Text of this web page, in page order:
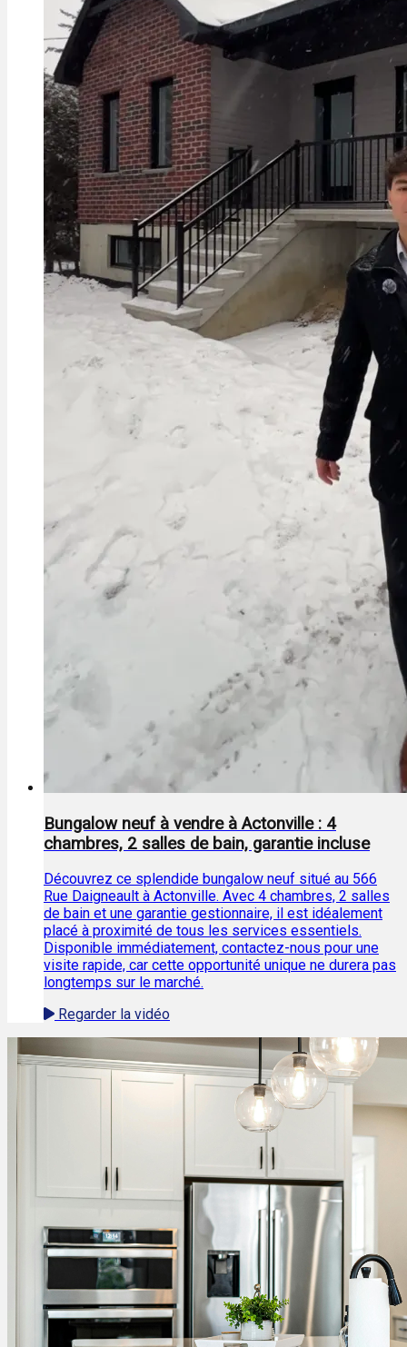
Bungalow neuf à vendre à Actonville : 4
chambres, 2 salles de bain, garantie incluse
Découvrez ce splendide bungalow neuf situé au 566
Rue Daigneault à Actonville. Avec 4 chambres, 2 salles
de bain et une garantie gestionnaire, il est idéalement
placé à proximité de tous les services essentiels.
Disponible immédiatement, contactez-nous pour une
visite rapide, car cette opportunité unique ne durera pas
longtemps sur le marché.
Regarder la vidéo